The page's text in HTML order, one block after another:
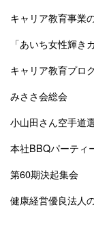
キャリア教育事業
「あいち女性輝き
キャリア教育プロ
みささ会総会
小山田さん空手道
本社BBQパーティ
第60期決起集会
健康経営優良法人